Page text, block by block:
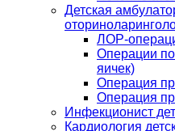
Детская
ЛОР-
Операции по
яичек)
Операция
Операция
Инфекционист
Кардиология